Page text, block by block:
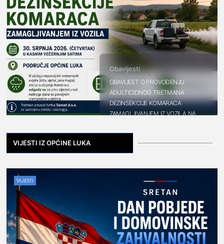
Obavijesti
OBAVIJEST O PROVOĐENJU
ADULTICIDNOG TRETMANA
DEZINSEKCIJE KOMARACA
ZAMAGLJIVANJEM IZ VOZILA NA
VIJESTI IZ OPĆINE LUKA
VIJESTI